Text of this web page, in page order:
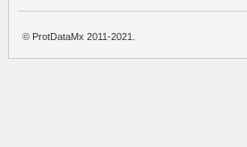
© ProtDataMx 2011-2021.